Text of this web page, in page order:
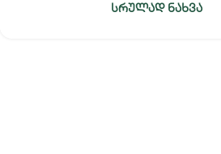
ᲡᲠᲣᲚᲐᲓ ᲜᲐᲮᲕᲐ